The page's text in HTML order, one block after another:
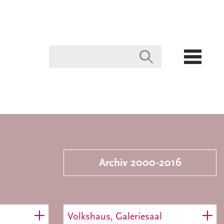
Archiv 2000-2016
Volkshaus, Galeriesaal